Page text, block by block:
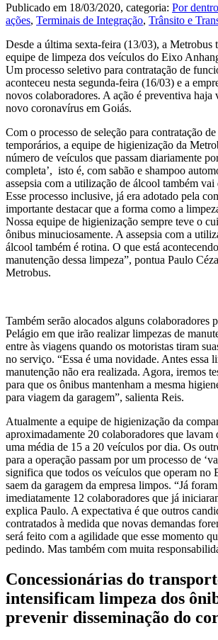
Publicado em 18/03/2020, categoria: Por
ações, Terminais de Integração, Trânsito e
Desde a última sexta-feira (13/03), a Metrobus
equipe de limpeza dos veículos do Eixo
Um processo seletivo para contratação de
aconteceu nesta segunda-feira (16/03) e a
novos colaboradores. A ação é preventiva haja
novo coronavírus em Goiás.
Com o processo de seleção para contratação
temporários, a equipe de higienização da
número de veículos que passam diariamente
completa’, isto é, com sabão e shampoo
assepsia com a utilização de álcool também vai
Esse processo inclusive, já era adotado pela
importante destacar que a forma como a
Nossa equipe de higienização sempre teve o
ônibus minuciosamente. A assepsia com a
álcool também é rotina. O que está
manutenção dessa limpeza”, pontua Paulo
Metrobus.
Também serão alocados alguns colaboradores
Pelágio em que irão realizar limpezas de
entre às viagens quando os motoristas tiram
no serviço. “Essa é uma novidade. Antes essa
manutenção não era realizada. Agora, iremos
para que os ônibus mantenham a mesma
para viagem da garagem”, salienta Reis.
Atualmente a equipe de higienização da
aproximadamente 20 colaboradores que lavam
uma média de 15 a 20 veículos por dia. Os
para a operação passam por um processo de
significa que todos os veículos que operam no
saem da garagem da empresa limpos. “Já
imediatamente 12 colaboradores que já
explica Paulo. A expectativa é que outros
contratados à medida que novas demandas
será feito com a agilidade que esse momento
pedindo. Mas também com muita
Concessionárias do
intensificam limpeza dos
prevenir disseminação do